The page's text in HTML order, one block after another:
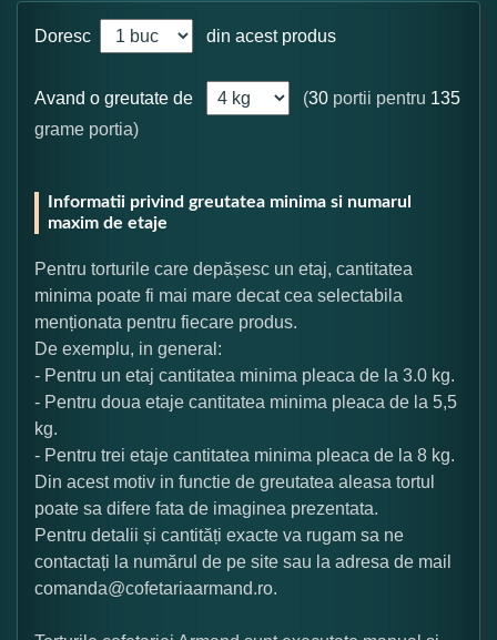
Doresc din acest produs
Avand o greutate de (30 portii pentru 135
grame portia)
Informatii privind greutatea minima si numarul
maxim de etaje
Pentru torturile care depășesc un etaj, cantitatea
minima poate fi mai mare decat cea selectabila
menționata pentru fiecare produs.
De exemplu, in general:
- Pentru un etaj cantitatea minima pleaca de la 3.0 kg.
- Pentru doua etaje cantitatea minima pleaca de la 5,5
kg.
- Pentru trei etaje cantitatea minima pleaca de la 8 kg.
Din acest motiv in functie de greutatea aleasa tortul
poate sa difere fata de imaginea prezentata.
Pentru detalii și cantități exacte va rugam sa ne
contactați la numărul de pe site sau la adresa de mail
comanda@cofetariaarmand.ro.